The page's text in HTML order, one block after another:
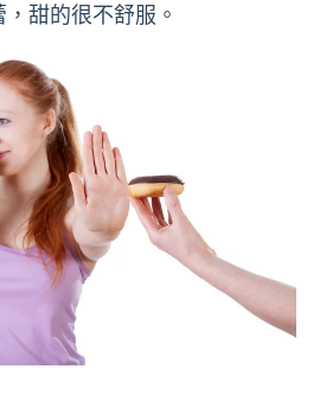
甜的很不舒服。